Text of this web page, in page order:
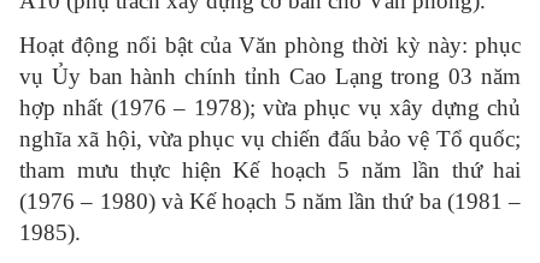
Hoạt động nổi bật của Văn phòng thời kỳ này: phục
vụ Ủy ban hành chính tỉnh Cao Lạng trong 03 năm
hợp nhất (1976 – 1978); vừa phục vụ xây dựng chủ
nghĩa xã hội, vừa phục vụ chiến đấu bảo vệ Tổ quốc;
tham mưu thực hiện Kế hoạch 5 năm lần thứ hai
(1976 – 1980) và Kế hoạch 5 năm lần thứ ba (1981 –
1985).